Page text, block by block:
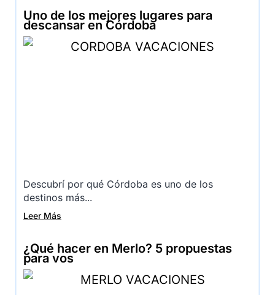
Uno de los mejores lugares para
descansar en Córdoba
Descubrí por qué Córdoba es uno de los
destinos más...
Leer Más
¿Qué hacer en Merlo? 5 propuestas
para vos